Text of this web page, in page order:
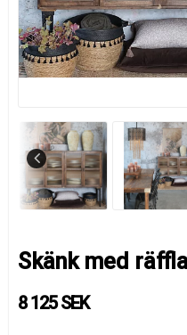
Skänk med
8 125 SEK